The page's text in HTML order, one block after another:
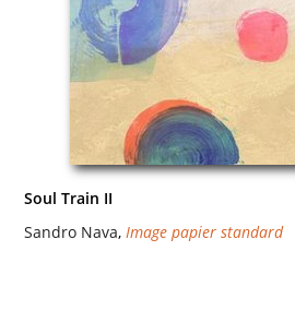
Soul Train II
Sandro Nava, Image papier standard